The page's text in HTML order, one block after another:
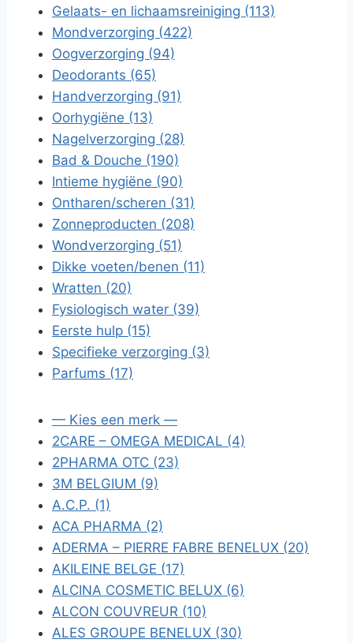
Gelaats- en lichaamsreiniging (113)
Mondverzorging (422)
Oogverzorging (94)
Deodorants (65)
Handverzorging (91)
Oorhygiëne (13)
Nagelverzorging (28)
Bad & Douche (190)
Intieme hygiëne (90)
Ontharen/scheren (31)
Zonneproducten (208)
Wondverzorging (51)
Dikke voeten/benen (11)
Wratten (20)
Fysiologisch water (39)
Eerste hulp (15)
Specifieke verzorging (3)
Parfums (17)
— Kies een merk —
2CARE – OMEGA MEDICAL (4)
2PHARMA OTC (23)
3M BELGIUM (9)
A.C.P. (1)
ACA PHARMA (2)
ADERMA – PIERRE FABRE BENELUX (20)
AKILEINE BELGE (17)
ALCINA COSMETIC BELUX (6)
ALCON COUVREUR (10)
ALES GROUPE BENELUX (30)